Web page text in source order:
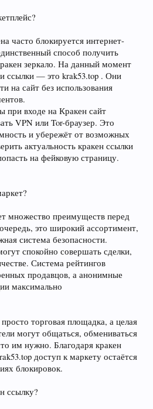
часто блокируется интернет-
способ получить
зеркало. На данный момент
ссылки — это krak53.top . Они
на сайт без использования
при входе на Кракен сайт
VPN или Tor-браузер. Это
и убережёт от возможных
актуальность кракен ссылки
на фейковую страницу.
множество преимуществ перед
это широкий ассортимент,
система безопасности.
спокойно совершать сделки,
Система рейтингов
продавцов, а анонимные
максимально
торговая площадка, а целая
могут общаться, обмениваться
им нужно. Благодаря кракен
доступ к маркету остаётся
блокировок.
ссылку?